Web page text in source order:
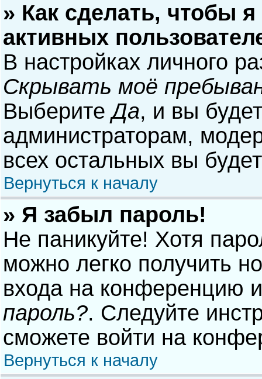
» Как сделать, чтобы
активных
В настройках личного
Скрывать моё
ВыберитеДа, и вы
администраторам,
всех остальных вы
Вернуться к началу
» Я забыл пароль!
Не паникуйте! Хотя
можно легко получить
входа на конференцию
пароль?. Следуйте
сможете войти на
Вернуться к началу